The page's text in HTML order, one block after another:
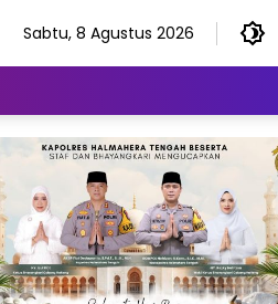
Sabtu, 8 Agustus 2026